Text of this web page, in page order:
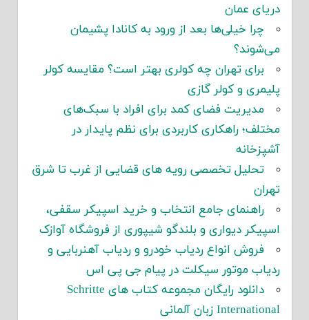
دریای عمان
چرا خیلی‌ها بعد از ورود به کانادا پشیمان
می‌شوند؟
برای تهران چه کولری بهتر است؟ مقایسه کولر
پلیمری و کولر گازی
مدیریت فضای کمد برای افراد با سبک‌های
مختلف؛ راهکاری کاربردی برای نظم پایدار در
آشپزخانه
تحلیل تخصصی رویه های قضایی از غرب تا شرق
تهران
راهنمای جامع انتخاب و خرید اسپیکر سقفی،
اسپیکر دیواری و بلندگو شیپوری از فروشگاه آوازک
فروش انواع ردیاب خودرو و ردیاب آهنربایی و
ردیاب موتور سیکلت در پیام جی پی اس
دانلود رایگان مجموعه کتاب های Schritte
International زبان آلمانی